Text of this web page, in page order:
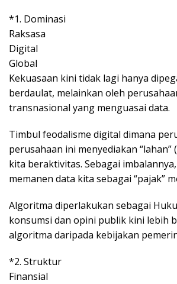
*1. Dominasi
Raksasa
Digital
Global
Kekuasaan kini tidak lagi hanya
berdaulat, melainkan oleh
transnasional yang menguasai data.
Timbul feodalisme digital dimana
perusahaan ini menyediakan
kita beraktivitas. Sebagai
memanen data kita sebagai “pajak”
Algoritma diperlakukan sebagai
konsumsi dan opini publik kini lebih
algoritma daripada kebijakan
*2. Struktur
Finansial